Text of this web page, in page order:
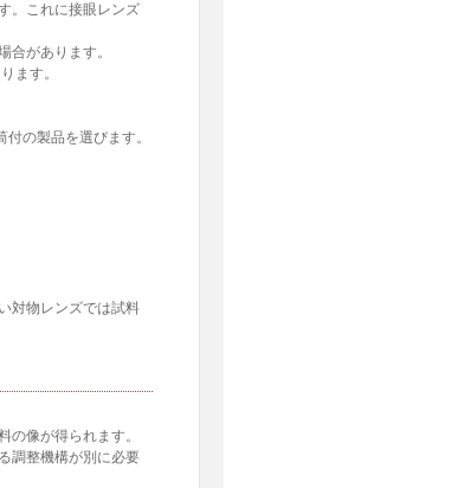
。これに接眼レンズ
合があります。
ます。
の製品を選びます。
対物レンズでは試料
像が得られます。
調整機構が別に必要